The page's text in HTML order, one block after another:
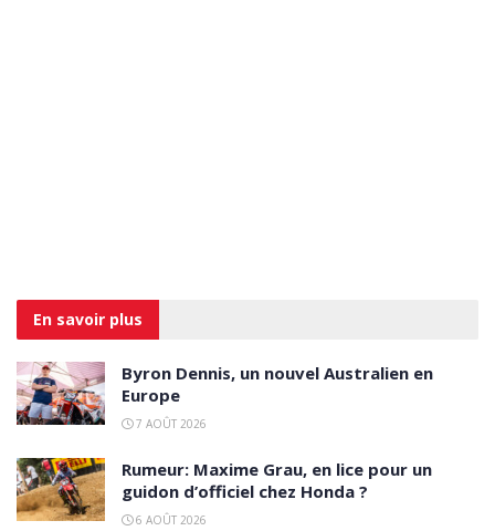
En savoir plus
Byron Dennis, un nouvel Australien en
Europe
7 AOÛT 2026
Rumeur: Maxime Grau, en lice pour un
guidon d’officiel chez Honda ?
6 AOÛT 2026